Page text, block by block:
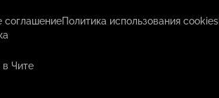
соглашениеПолитика использования cookies
в Чите